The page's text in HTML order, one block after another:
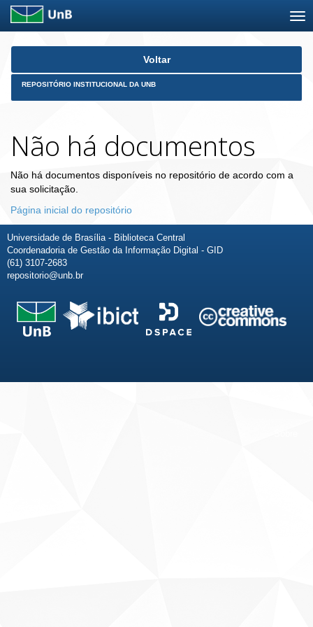
Skip
Voltar
REPOSITÓRIO INSTITUCIONAL DA UNB
Não há documentos
Não há documentos disponíveis no repositório de acordo com a
sua solicitação.
Página inicial do repositório
Universidade de Brasília - Biblioteca Central
Coordenadoria de Gestão da Informação Digital - GID
(61) 3107-2683
repositorio@unb.br